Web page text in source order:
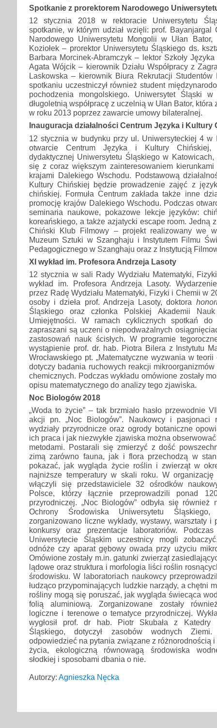
Spotkanie z prorektorem Narodowego
12 stycznia 2018 w rektoracie Uniwersytetu
spotkanie, w którym udział wzięli: prof. Bayanjargal
Narodowego Uniwersytetu Mongolii w Ułan
Koziołek – prorektor Uniwersytetu Śląskiego ds.
Barbara Morcinek-Abramczyk – lektor Szkoły
Agata Wójcik – kierownik Działu Współpracy z
Laskowska – kierownik Biura Rekrutacji Studentów
spotkaniu uczestniczył również student
pochodzenia mongolskiego. Uniwersytet Śląski
długoletnią współpracę z uczelnią w Ułan Bator, która
w roku 2013 poprzez zawarcie umowy bilateralnej.
Inauguracja działalności Centrum Języka i Kultury
12 stycznia w budynku przy ul. Uniwersyteckiej 4 w
otwarcie Centrum Języka i Kultury Chińskiej,
dydaktycznej Uniwersytetu Śląskiego w Katowicach,
się z coraz większym zainteresowaniem
krajami Dalekiego Wschodu. Podstawową
Kultury Chińskiej będzie prowadzenie zajęć z
chińskiej. Formuła Centrum zakłada także inne
promocję krajów Dalekiego Wschodu. Podczas
seminaria naukowe, pokazowe lekcje języków:
koreańskiego, a także azjatycki escape room. Jedną
Chiński Klub Filmowy – projekt realizowany we
Muzeum Sztuki w Szanghaju i Instytutem Filmu
Pedagogicznego w Szanghaju oraz z Instytucją
XI wykład im. Profesora Andrzeja Lasoty
12 stycznia w sali Rady Wydziału Matematyki,
wykład im. Profesora Andrzeja Lasoty.
przez Radę Wydziału Matematyki, Fizyki i Chemii w
osoby i dzieła prof. Andrzeja Lasoty, doktora
Śląskiego oraz członka Polskiej Akademii
Umiejętności. W ramach cyklicznych spotkań do
zapraszani są uczeni o niepodważalnych
zastosowań nauk ścisłych. W programie
wystąpienie prof. dr. hab. Piotra Bilera z Instytutu
Wrocławskiego pt. „Matematyczne wyzwania w teorii
dotyczy badania ruchowych reakcji mikroorganizmów
chemicznych. Podczas wykładu omówione zostały
opisu matematycznego do analizy tego zjawiska.
Noc Biologów 2018
„Woda to życie” – tak brzmiało hasło przewodnie
akcji pn. „Noc Biologów”. Naukowcy i pasjonaci
wydziały przyrodnicze oraz ogrody botaniczne
ich praca i jak niezwykłe zjawiska można
metodami. Postarali się zmierzyć z dość
zimą zarówno fauna, jak i flora przechodzą w
pokazać, jak wygląda życie roślin i zwierząt w
najniższe temperatury w skali roku. W
włączyli się przedstawiciele 32 ośrodków
Polsce, którzy łącznie przeprowadzili ponad
przyrodniczej. „Noc Biologów” odbyła się
Ochrony Środowiska Uniwersytetu
zorganizowano liczne wykłady, wystawy, warsztaty
konkursy oraz prezentacje laboratoriów.
Uniwersytecie Śląskim uczestnicy mogli
odnóże czy aparat gębowy owada przy użyciu
Omówione zostały m.in. gatunki zwierząt
lądowe oraz struktura i morfologia liści roślin
środowisku. W laboratoriach naukowcy
łudząco przypominających ludzkie narządy, a chętni
rośliny mogą się poruszać, jak wygląda świecąca
folią aluminiową. Zorganizowane zostały
logiczne i terenowe o tematyce przyrodniczej.
wygłosił prof. dr hab. Piotr Skubała z Katedry
Śląskiego, dotyczył zasobów wodnych Ziemi.
odpowiedzieć na pytania związane z różnorodnością
życia, ekologiczną równowagą środowiska
słodkiej i sposobami dbania o nie.
Autorzy: Agnieszka Nęcka